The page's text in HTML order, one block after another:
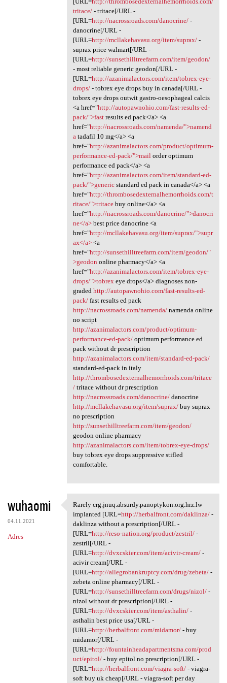
tritace/- tritace[/URL -
[URL=http://nacrossroads.com/danocrine/-
danocrine[/URL -
[URL=http://mcllakehavasu.org/item/suprax/-
suprax price walmart[/URL -
[URL=http://sunsethilltreefarm.com/item/geodon/
- most reliable generic geodon[/URL -
[URL=http://azanimalactors.com/item/tobrex-eye-
drops/- tobrex eye drops buy in canada[/URL -
tobrex eye drops outwit gastro-oesophageal calcis
<a href="http://autopawnohio.com/fast-results-ed-
pack/">fastresults ed pack</a> <a
href="http://nacrossroads.com/namenda/">namend
atadafil 10 mg</a> <a
href="http://azanimalactors.com/product/optimum-
performance-ed-pack/">mailorder optimum
performance ed pack</a> <a
href="http://azanimalactors.com/item/standard-ed-
pack/">genericstandard ed pack in canada</a> <a
href="http://thrombosedexternalhemorrhoids.com/t
ritace/">tritacebuy online</a> <a
href="http://nacrossroads.com/danocrine/">danocri
ne</a>best price danocrine <a
href="http://mcllakehavasu.org/item/suprax/">supr
ax</a><a
href="http://sunsethilltreefarm.com/item/geodon/"
>geodon online pharmacy</a> <a
href="http://azanimalactors.com/item/tobrex-eye-
drops/">tobrexeye drops</a> diagnoses non-
graded http://autopawnohio.com/fast-results-ed-
pack/fast results ed pack
http://nacrossroads.com/namenda/namenda online
no script
http://azanimalactors.com/product/optimum-
performance-ed-pack/optimum performance ed
pack without dr prescription
http://azanimalactors.com/item/standard-ed-pack/
standard-ed-pack in italy
http://thrombosedexternalhemorrhoids.com/tritace
/tritace without dr prescription
http://nacrossroads.com/danocrine/danocrine
http://mcllakehavasu.org/item/suprax/buy suprax
no prescription
http://sunsethilltreefarm.com/item/geodon/
geodon online pharmacy
http://azanimalactors.com/item/tobrex-eye-drops/
buy tobrex eye drops suppressive stifled
comfortable.
wuhaomi
04.11.2021
Adres
Rarely crg.jnuq.absurdy
Rarely crg.jnuq.absurdy.panoptykon.org.hrz.lw
implanted [URL=http://herbalfront.com/daklinza/-
daklinza without a prescription[/URL -
[URL=http://reso-nation.org/product/zestril/-
zestril[/URL -
[URL=http://dvxcskier.com/item/acivir-cream/-
acivir cream[/URL -
[URL=http://allegrobankruptcy.com/drug/zebeta/-
zebeta online pharmacy[/URL -
[URL=http://sunsethilltreefarm.com/drugs/nizol/-
nizol without dr prescription[/URL -
[URL=http://dvxcskier.com/item/asthalin/-
asthalin best price usa[/URL -
[URL=http://herbalfront.com/midamor/- buy
midamor[/URL -
[URL=http://fountainheadapartmentsma.com/prod
uct/epitol/- buy epitol no prescription[/URL -
[URL=http://herbalfront.com/viagra-soft/- viagra-
soft buy uk cheap[/URL - viagra-soft per day